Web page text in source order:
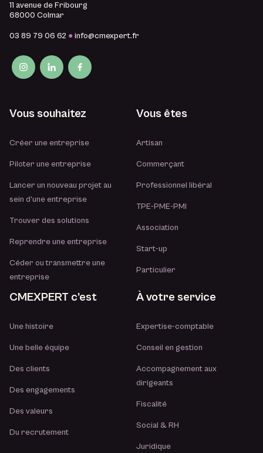
11 avenue de Fribourg
68000 Colmar
03 89 79 06 62 ●info@cmexpert.fr
Vous souhaitez
Créer une entreprise
Piloter une entreprise
Lancer un nouveau projet au
sein d’une entreprise
Trouver des solutions
Reprendre une entreprise
Céder ou transmettre une
entreprise
Vous êtes
Artisan
Commerçant
Professionnel libéral
TPE-PME-PMI
Association
Start-up
Particulier
CMEXPERT c’est
Une histoire
Une belle équipe
Des clients
Des engagements
Des valeurs
Du recrutement
À votre service
Expertise-comptable
Conseil en gestion
Accompagnement aux
dirigeants
Fiscalité
Social & RH
Juridique